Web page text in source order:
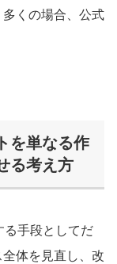
くの場合、公式
を単なる作
る考え方
る手段としてだ
体を見直し、改